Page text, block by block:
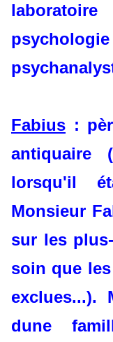
Fabius :
antiquaire
lorsqu'il
Monsieur
sur les
soin que
exclues...).
dune